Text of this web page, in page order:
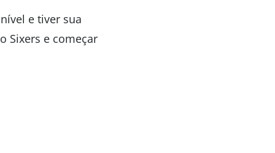
e tiver sua
Sixers e começar